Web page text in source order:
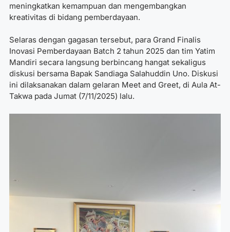
meningkatkan kemampuan dan mengembangkan
kreativitas di bidang pemberdayaan.
Selaras dengan gagasan tersebut, para Grand Finalis
Inovasi Pemberdayaan Batch 2 tahun 2025 dan tim Yatim
Mandiri secara langsung berbincang hangat sekaligus
diskusi bersama Bapak Sandiaga Salahuddin Uno. Diskusi
ini dilaksanakan dalam gelaran Meet and Greet, di Aula At-
Takwa pada Jumat (7/11/2025) lalu.